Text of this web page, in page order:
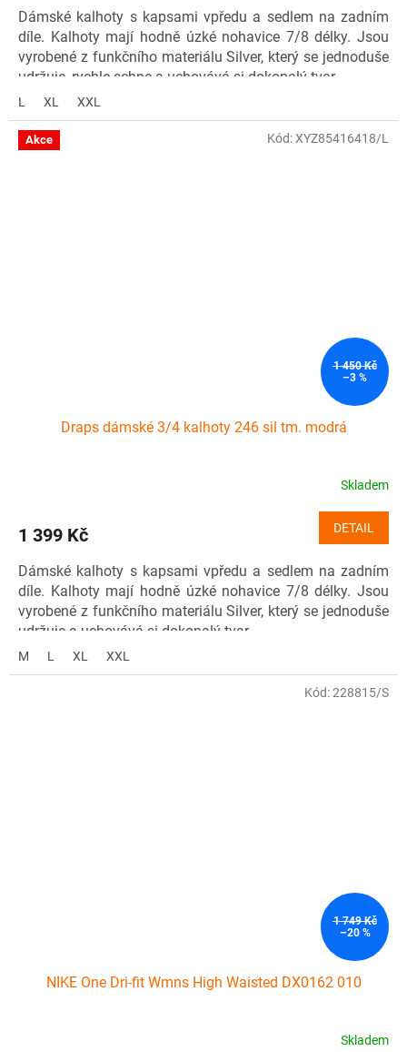
Dámské kalhoty s kapsami vpředu a sedlem na zadním
díle. Kalhoty mají hodně úzké nohavice 7/8 délky. Jsou
vyrobené z funkčního materiálu Silver, který se jednoduše
udržuje, rychle schne a uchovává si dokonalý tvar.
Kód: 7000246-2500-1
L XL XXL
Akce
1 450 Kč
–3 %
Draps dámské 3/4 kalhoty 246 sil tm. modrá
Skladem
1 399 Kč DETAIL
Dámské kalhoty s kapsami vpředu a sedlem na zadním
díle. Kalhoty mají hodně úzké nohavice 7/8 délky. Jsou
vyrobené z funkčního materiálu Silver, který se jednoduše
udržuje a uchovává si dokonalý tvar.
M L XL XXL
Kód:XYZ85416418/L
1 749 Kč
–20 %
NIKE One Dri-fit Wmns High Waisted DX0162 010
Skladem
Kód:228815/S